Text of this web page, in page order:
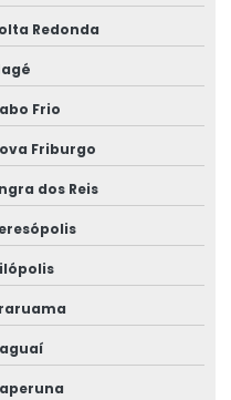
Especializado
Redonda
Frio
Friburgo
dos Reis